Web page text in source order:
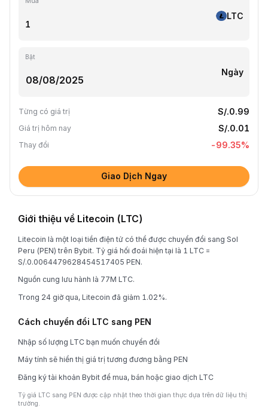
LTC
Bật
Ngày
Từng có giá trị S/.0.99
Giá trị hôm nay S/.0.01
Thay đổi -99.35%
Giao Dịch Ngay
Giới thiệu về Litecoin (LTC)
Litecoin là một loại tiền điện tử có thể được chuyển đổi sang Sol
Peru (PEN) trên Bybit. Tỷ giá hối đoái hiện tại là 1 LTC =
S/.0.0064479628454517405 PEN.
Nguồn cung lưu hành là 77M LTC.
Trong 24 giờ qua, Litecoin đã giảm 1.02%.
Cách chuyển đổi LTC sang PEN
Nhập số lượng LTC bạn muốn chuyển đổi
Máy tính sẽ hiển thị giá trị tương đương bằng PEN
Đăng ký tài khoản Bybit để mua, bán hoặc giao dịch LTC
Tỷ giá LTC sang PEN được cập nhật theo thời gian thực dựa trên dữ liệu thị
trường.